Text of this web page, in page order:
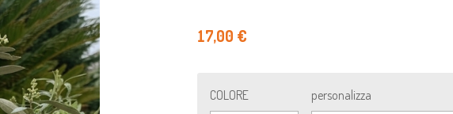
17,00 €
COLORE personalizza